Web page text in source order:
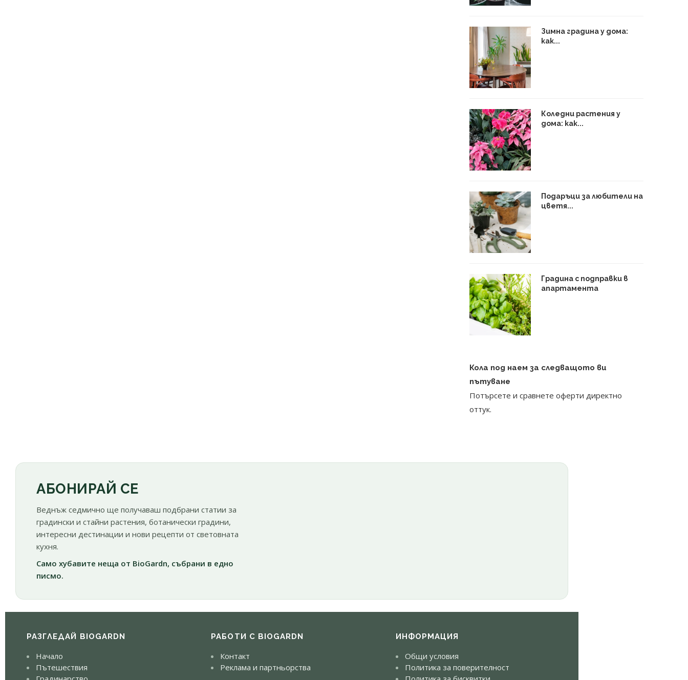
Зимна градина у дома:
как...
Коледни растения у
дома: как...
Подаръци за любители на
цветя...
Градина с подправки в
апартамента
Кола под наем за следващото ви
пътуване
Потърсете и сравнете оферти директно
оттук.
АБОНИРАЙ СЕ
Веднъж седмично ще получаваш подбрани статии за
градински и стайни растения, ботанически градини,
интересни дестинации и нови рецепти от световната
кухня.
Само хубавите неща от BioGardn, събрани в едно
писмо.
РАЗГЛЕДАЙ BIOGARDN
Начало
Пътешествия
РАБОТИ С BIOGARDN
Контакт
Реклама и партньорства
ИНФОРМАЦИЯ
Общи условия
Политика за поверителност